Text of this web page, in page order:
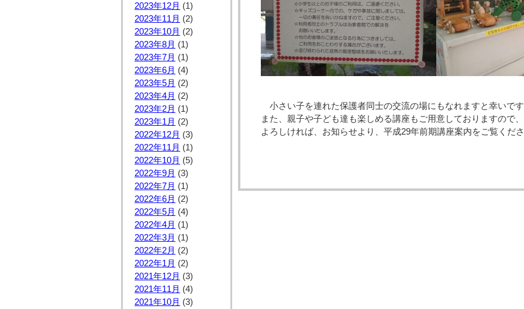
2023年12月 (1)
2023年11月 (2)
2023年10月 (2)
2023年8月 (1)
2023年7月 (1)
2023年6月 (4)
2023年5月 (2)
2023年4月 (2)
2023年2月 (1)
2023年1月 (2)
2022年12月 (3)
2022年11月 (1)
2022年10月 (5)
2022年9月 (3)
2022年7月 (1)
2022年6月 (2)
2022年5月 (4)
2022年4月 (1)
2022年3月 (1)
2022年2月 (2)
2022年1月 (2)
2021年12月 (3)
2021年11月 (4)
2021年10月 (3)
小さい子を連れた保護者同士の交流の場にもなれますと幸いです
また、親子や子ども達も楽しめる講座もご用意しておりますので、
よろしければ、お知らせより、平成29年前期講座案内をご覧くださ